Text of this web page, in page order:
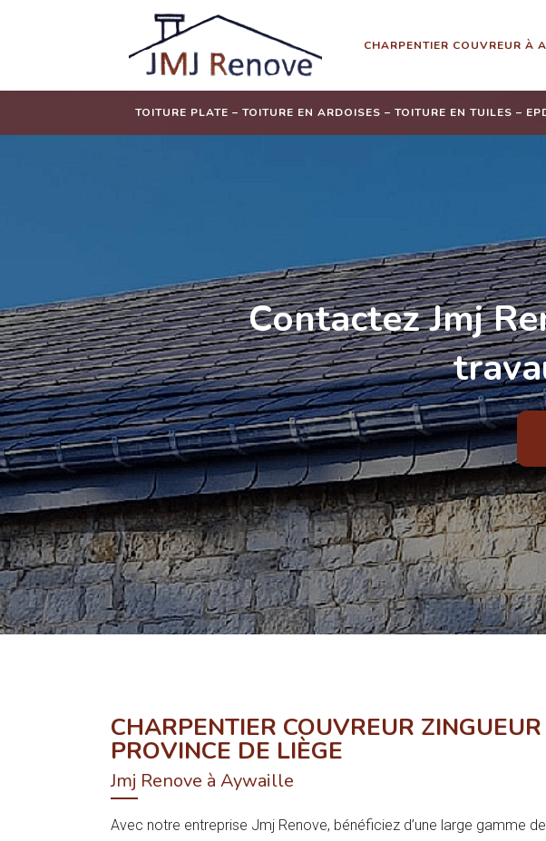
CHARPENTIER COUVREUR À
TOITURE PLATE – TOITURE EN ARDOISES – TOITURE EN TUILES –
Contactez Jmj
CHARPENTIER COUVREUR
PROVINCE DE LIÈGE
Jmj Renove à Aywaille
Avec notre entreprise Jmj Renove, bénéficiez d’une large gamme de